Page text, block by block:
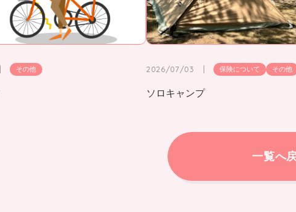
その他 2026/07/03 保険について その他
ソロキャンプ
一覧へ